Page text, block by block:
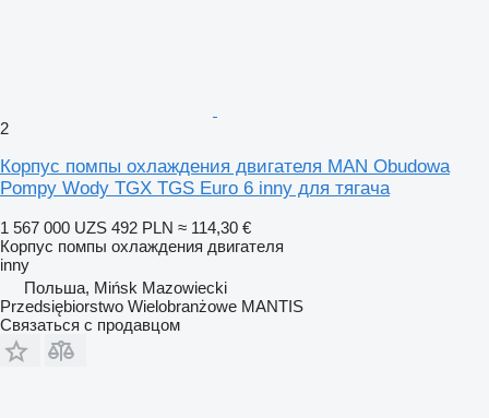
2
Корпус помпы охлаждения двигателя MAN Obudowa
Pompy Wody TGX TGS Euro 6 inny для тягача
1 567 000 UZS 492 PLN ≈ 114,30 €
Корпус помпы охлаждения двигателя
inny
Польша, Mińsk Mazowiecki
Przedsiębiorstwo Wielobranżowe MANTIS
Связаться с продавцом